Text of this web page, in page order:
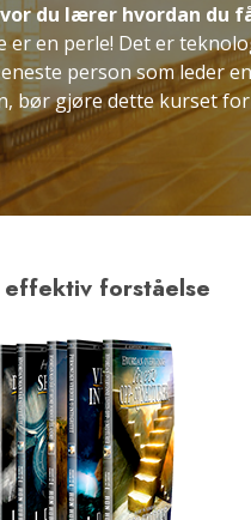
du lærer hvordan du
en perle! Det er
person som leder
bør gjøre dette kurset
forståelse